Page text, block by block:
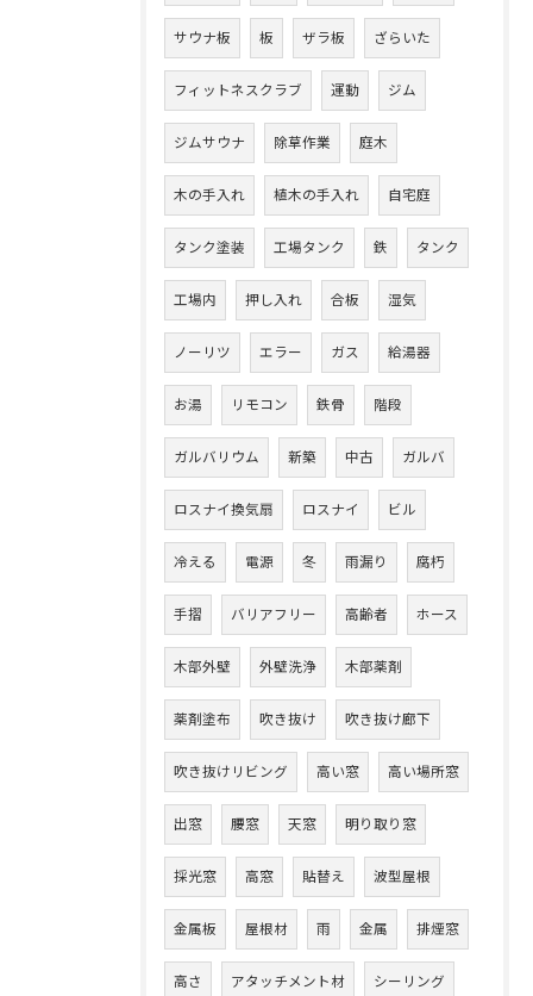
サウナ板 板 ザラ板 ざらいた
フィットネスクラブ 運動 ジム
ジムサウナ 除草作業 庭木
木の手入れ 植木の手入れ 自宅庭
タンク塗装 工場タンク 鉄 タンク
工場内 押し入れ 合板 湿気
ノーリツ エラー ガス 給湯器
お湯 リモコン 鉄骨 階段
ガルバリウム 新築 中古 ガルバ
ロスナイ換気扇 ロスナイ ビル
冷える 電源 冬 雨漏り 腐朽
手摺 バリアフリー 高齢者 ホース
木部外壁 外壁洗浄 木部薬剤
薬剤塗布 吹き抜け 吹き抜け廊下
吹き抜けリビング 高い窓 高い場所窓
出窓 腰窓 天窓 明り取り窓
採光窓 高窓 貼替え 波型屋根
金属板 屋根材 雨 金属 排煙窓
高さ アタッチメント材 シーリング